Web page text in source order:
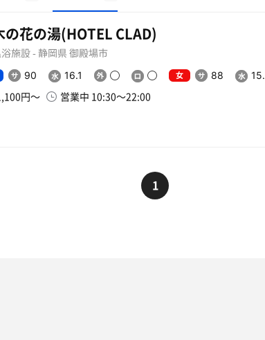
の花の湯(HOTEL CLAD)
施設 - 静岡県 御殿場市
90 16.1 女 88
円〜 営業中 10:30〜22:00
1